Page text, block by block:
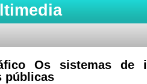
Os sistemas de
públicas